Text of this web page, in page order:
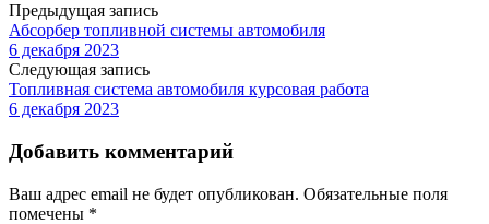
Предыдущая запись
Абсорбер топливной системы автомобиля
6 декабря 2023
Следующая запись
Топливная система автомобиля курсовая работа
6 декабря 2023
Добавить комментарий
Ваш адрес email не будет опубликован. Обязательные поля
помечены *